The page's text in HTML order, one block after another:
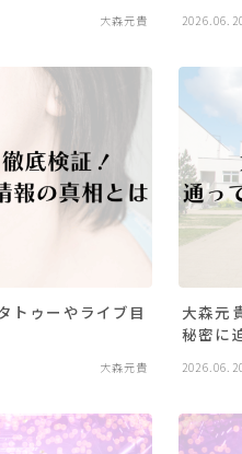
大森元貴
トゥーやライブ目
大森元貴
大森元
秘密に